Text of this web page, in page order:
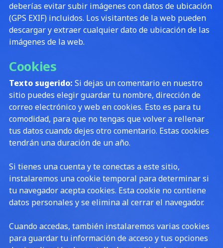
deberías evitar subir imágenes con datos de ubicación
(GPS EXIF) incluidos. Los visitantes de la web pueden
descargar y extraer cualquier dato de ubicación de las
imágenes de la web.
Cookies
Texto sugerido: Si dejas un comentario en nuestro
sitio puedes elegir guardar tu nombre, dirección de
correo electrónico y web en cookies. Esto es para tu
comodidad, para que no tengas que volver a rellenar
tus datos cuando dejes otro comentario. Estas cookies
tendrán una duración de un año.
Si tienes una cuenta y te conectas a este sitio,
instalaremos una cookie temporal para determinar si
tu navegador acepta cookies. Esta cookie no contiene
datos personales y se elimina al cerrar el navegador.
Cuando accedas, también instalaremos varias cookies
para guardar tu información de acceso y tus opciones